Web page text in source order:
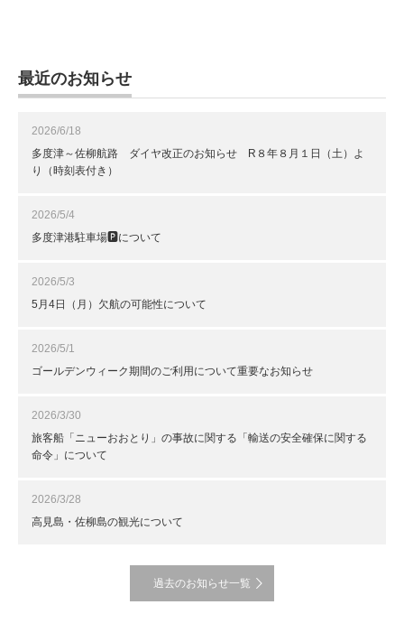
最近のお知らせ
2026/6/18
多度津～佐柳航路 ダイヤ改正のお知らせ R８年８月１日（土）よ
り（時刻表付き）
2026/5/4
多度津港駐車場🅿について
2026/5/3
5月4日（月）欠航の可能性について
2026/5/1
ゴールデンウィーク期間のご利用について重要なお知らせ
2026/3/30
旅客船「ニューおおとり」の事故に関する「輸送の安全確保に関する
命令」について
2026/3/28
高見島・佐柳島の観光について
過去のお知らせ一覧